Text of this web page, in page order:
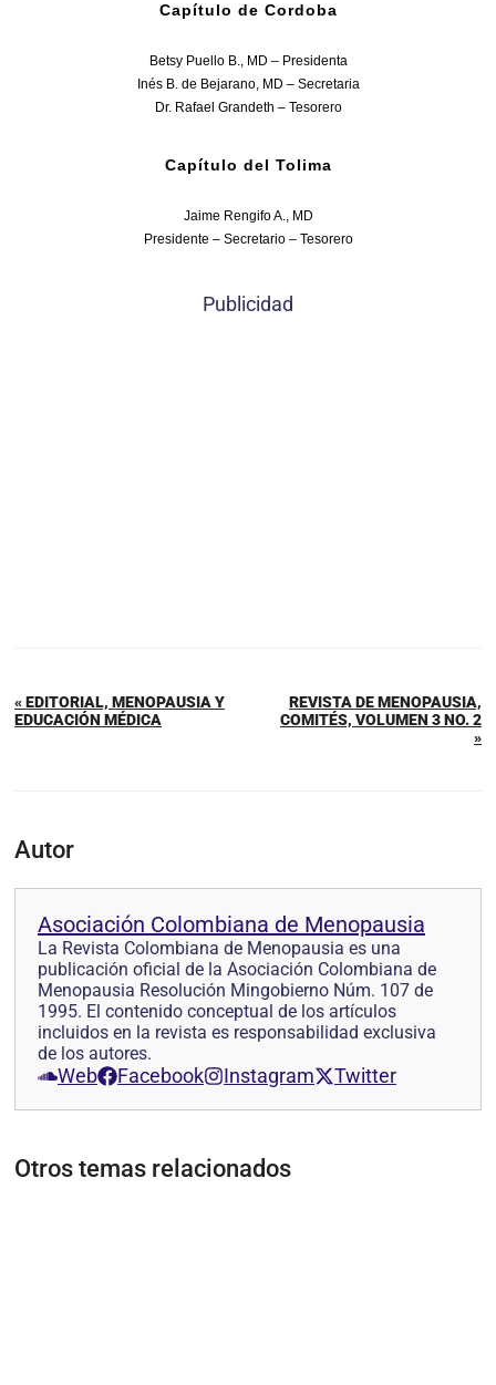
Capítulo de Cordoba
Betsy Puello B., MD – Presidenta
Inés B. de Bejarano, MD – Secretaria
Dr. Rafael Grandeth – Tesorero
Capítulo del Tolima
Jaime Rengifo A., MD
Presidente – Secretario – Tesorero
Publicidad
« EDITORIAL, MENOPAUSIA Y
EDUCACIÓN MÉDICA
REVISTA DE MENOPAUSIA,
COMITÉS, VOLUMEN 3 NO. 2
»
Autor
Asociación Colombiana de Menopausia
La Revista Colombiana de Menopausia es una
publicación oficial de la Asociación Colombiana de
Menopausia Resolución Mingobierno Núm. 107 de
1995. El contenido conceptual de los artículos
incluidos en la revista es responsabilidad exclusiva
de los autores.
Web Facebook Instagram Twitter
Otros temas relacionados